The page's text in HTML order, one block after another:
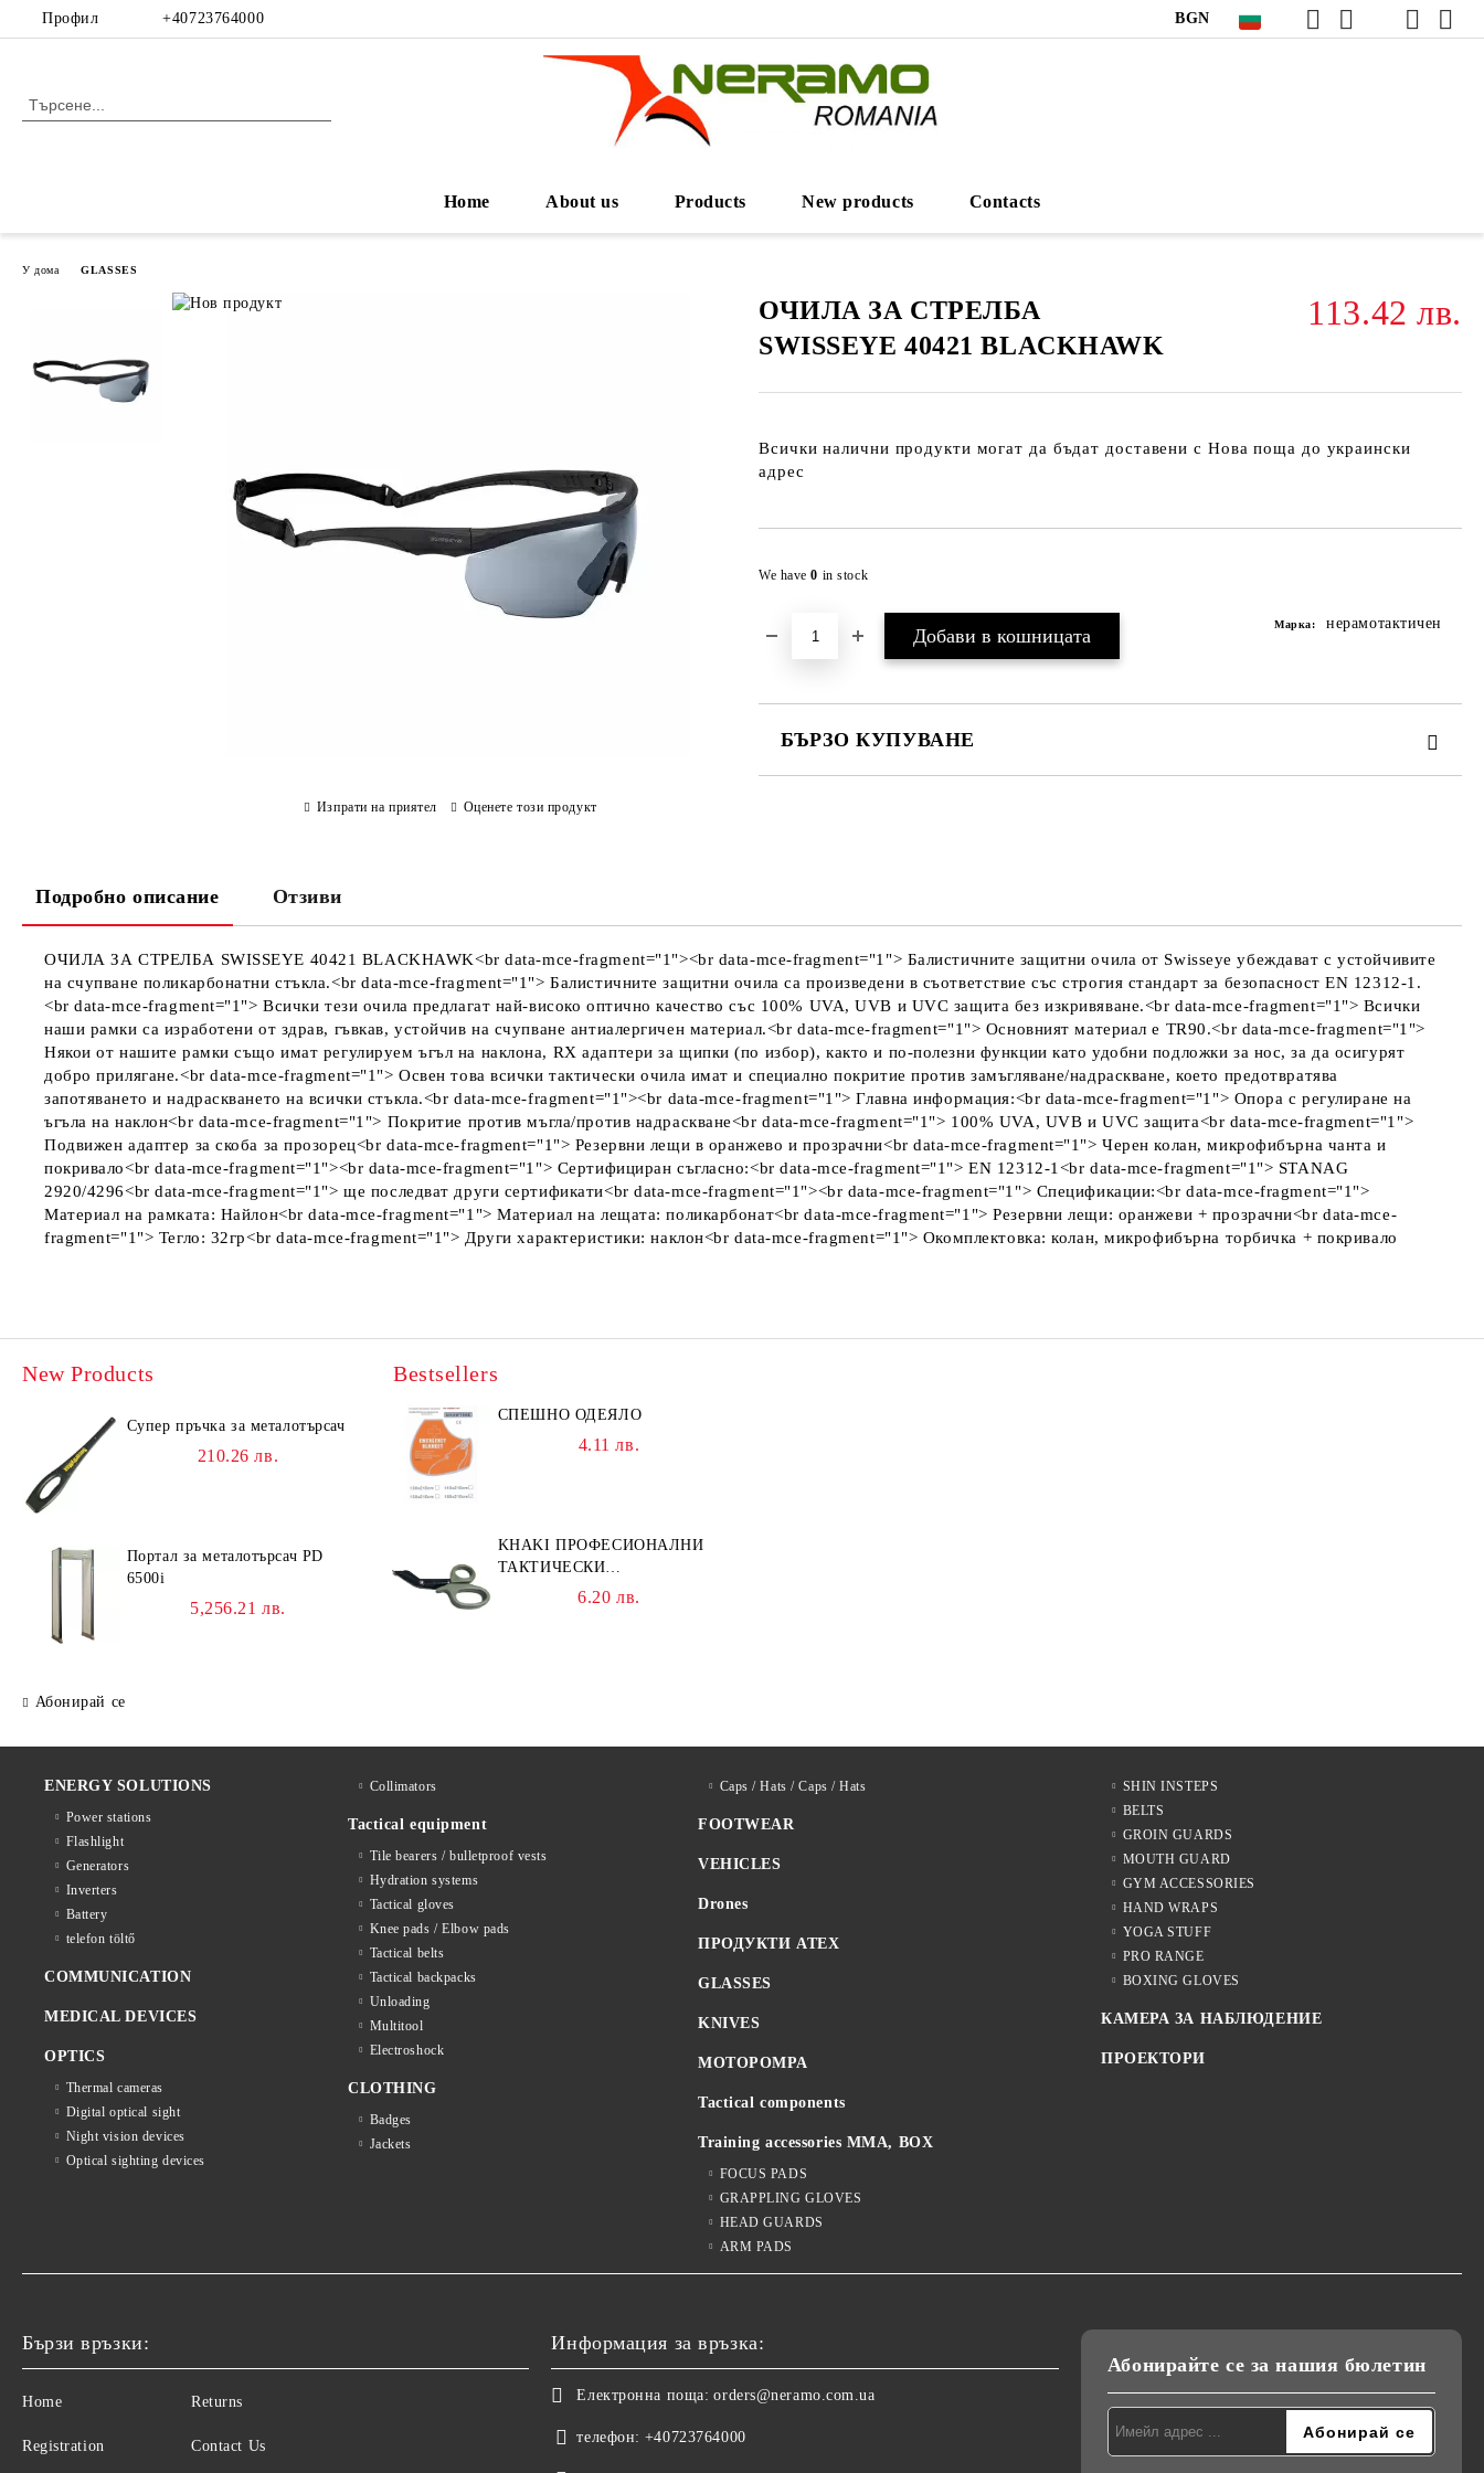
Профил +40723764000 BGN
Home About us Products New products Contacts
У дома GLASSES
ОЧИЛА ЗА СТРЕЛБА
SWISSEYE 40421 BLACKHAWK
113.42 лв.
Всички налични продукти могат да бъдат доставени с Нова поща до украински
адрес
We have0 in stock
Марка: нерамотактичен
БЪРЗО КУПУВАНЕ
Изпрати на приятел Оценете този продукт
Подробно описание Отзиви
ОЧИЛА ЗА СТРЕЛБА SWISSEYE 40421 BLACKHAWK<br data-mce-fragment="1"><br data-mce-fragment="1"> Балистичните защитни очила от Swisseye убеждават с устойчивите
на счупване поликарбонатни стъкла.<br data-mce-fragment="1"> Балистичните защитни очила са произведени в съответствие със строгия стандарт за безопасност EN 12312-1.
<br data-mce-fragment="1"> Всички тези очила предлагат най-високо оптично качество със 100% UVA, UVB и UVC защита без изкривяване.<br data-mce-fragment="1"> Всички
наши рамки са изработени от здрав, гъвкав, устойчив на счупване антиалергичен материал.<br data-mce-fragment="1"> Основният материал е TR90.<br data-mce-fragment="1">
Някои от нашите рамки също имат регулируем ъгъл на наклона, RX адаптери за щипки (по избор), както и по-полезни функции като удобни подложки за нос, за да осигурят
добро прилягане.<br data-mce-fragment="1"> Освен това всички тактически очила имат и специално покритие против замъгляване/надраскване, което предотвратява
запотяването и надраскването на всички стъкла.<br data-mce-fragment="1"><br data-mce-fragment="1"> Главна информация:<br data-mce-fragment="1"> Опора с регулиране на
ъгъла на наклон<br data-mce-fragment="1"> Покритие против мъгла/против надраскване<br data-mce-fragment="1"> 100% UVA, UVB и UVC защита<br data-mce-fragment="1">
Подвижен адаптер за скоба за прозорец<br data-mce-fragment="1"> Резервни лещи в оранжево и прозрачни<br data-mce-fragment="1"> Черен колан, микрофибърна чанта и
покривало<br data-mce-fragment="1"><br data-mce-fragment="1"> Сертифициран съгласно:<br data-mce-fragment="1"> EN 12312-1<br data-mce-fragment="1"> STANAG
2920/4296<br data-mce-fragment="1"> ще последват други сертификати<br data-mce-fragment="1"><br data-mce-fragment="1"> Спецификации:<br data-mce-fragment="1">
Материал на рамката: Найлон<br data-mce-fragment="1"> Материал на лещата: поликарбонат<br data-mce-fragment="1"> Резервни лещи: оранжеви + прозрачни<br data-mce-
fragment="1"> Тегло: 32гр<br data-mce-fragment="1"> Други характеристики: наклон<br data-mce-fragment="1"> Окомплектовка: колан, микрофибърна торбичка + покривало
New Products
Супер пръчка за металотърсач
210.26 лв.
Портал за металотърсач PD
6500i
5,256.21 лв.
Абонирай се
Bestsellers
СПЕШНО ОДЕЯЛО
4.11 лв.
KHAKI ПРОФЕСИОНАЛНИ
ТАКТИЧЕСКИ
ТРАВМАТИЧНИ НОЖИЦИ
6.20 лв.
ENERGY SOLUTIONS
Power stations
Flashlight
Generators
Inverters
Battery
telefon töltő
COMMUNICATION
MEDICAL DEVICES
OPTICS
Thermal cameras
Digital optical sight
Night vision devices
Optical sighting devices
Collimators
Tactical equipment
Tile bearers / bulletproof vests
Hydration systems
Tactical gloves
Knee pads / Elbow pads
Tactical belts
Tactical backpacks
Unloading
Multitool
Electroshock
CLOTHING
Badges
Jackets
Caps / Hats / Caps / Hats
FOOTWEAR
VEHICLES
Drones
ПРОДУКТИ ATEX
GLASSES
KNIVES
MOTOPOMPA
Tactical components
Training accessories MMA, BOX
FOCUS PADS
GRAPPLING GLOVES
HEAD GUARDS
ARM PADS
SHIN INSTEPS
BELTS
GROIN GUARDS
MOUTH GUARD
GYM ACCESSORIES
HAND WRAPS
YOGA STUFF
PRO RANGE
BOXING GLOVES
КАМЕРА ЗА НАБЛЮДЕНИЕ
ПРОЕКТОРИ
Бързи връзки:
Home
Registration
Returns
Contact Us
Информация за връзка:
Електронна поща: orders@neramo.com.ua
телефон: +40723764000
Абонирайте се за нашия бюлетин